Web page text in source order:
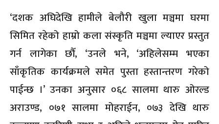
‘दशक अघिदेखि हामीले बेलौरी खुला मञ्चमा घरमा
सिमित रहेको हाम्रो कला संस्कृति मञ्चमा ल्याएर प्रस्तुत
गर्न लागेका छौँ, ‘उनले भने, ‘अहिलेसम्म भएका
साँकृतिक कार्यक्रमले समेत पुस्ता हस्तान्तरण गरेको
पाईन्छ ।’ उनका अनुसार ०६८ सालमा थारु ओरल्ड
अराउण्ड, ०७१ सालमा मोहराईन, ०७३ देखि थारु